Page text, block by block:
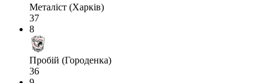
Металіст (Харків)
37
8
Пробій (Городенка)
36